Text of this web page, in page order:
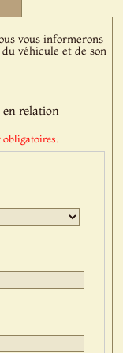
vous informerons
véhicule et de son
en relation
obligatoires.